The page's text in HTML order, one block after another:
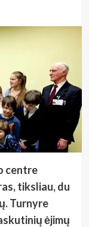
centre
tiksliau, du
Turnyre
ėjimų